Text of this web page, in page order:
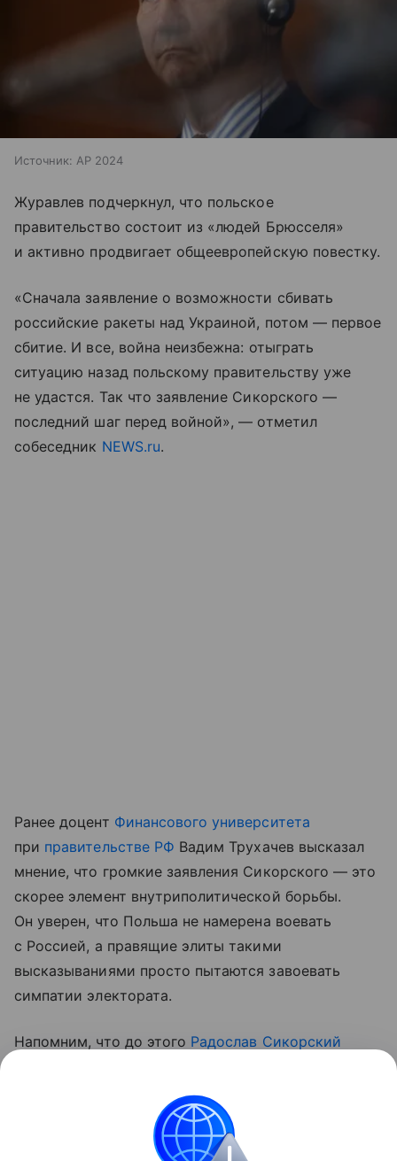
Источник: AP 2024
Журавлев подчеркнул, что польское
правительство состоит из «людей Брюсселя»
и активно продвигает общеевропейскую повестку.
«Сначала заявление о возможности сбивать
российские ракеты над Украиной, потом — первое
сбитие. И все, война неизбежна: отыграть
ситуацию назад польскому правительству уже
не удастся. Так что заявление Сикорского —
последний шаг перед войной», — отметил
собеседник NEWS.ru.
Ранее доцент Финансового университета
при правительстве РФ Вадим Трухачев высказал
мнение, что громкие заявления Сикорского — это
скорее элемент внутриполитической борьбы.
Он уверен, что Польша не намерена воевать
с Россией, а правящие элиты такими
высказываниями просто пытаются завоевать
симпатии электората.
Напомним, что до этого Радослав Сикорский
перехвата ракет РФ над украинской территорией.
МИДатакже обратил внимание
на то, что у Киева сейчас нет средств для борьбы